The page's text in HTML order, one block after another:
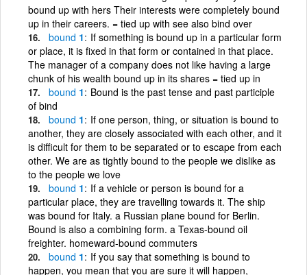
bound up with hers Their interests were completely bound
up in their careers. = tied up with see also bind over
bound 1 If something is bound up in a particular form
or place, it is fixed in that form or contained in that place.
The manager of a company does not like having a large
chunk of his wealth bound up in its shares = tied up in
bound 1 Bound is the past tense and past participle
of bind
bound 1 If one person, thing, or situation is bound to
another, they are closely associated with each other, and it
is difficult for them to be separated or to escape from each
other. We are as tightly bound to the people we dislike as
to the people we love
bound 1 If a vehicle or person is bound for a
particular place, they are travelling towards it. The ship
was bound for Italy. a Russian plane bound for Berlin.
Bound is also a combining form. a Texas-bound oil
freighter. homeward-bound commuters
bound 1 If you say that something is bound to
happen, you mean that you are sure it will happen,